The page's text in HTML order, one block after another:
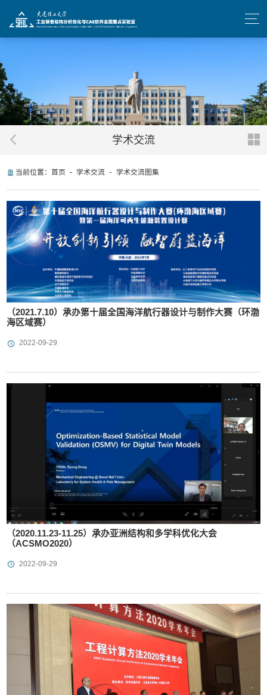
学术交流
当前位置： 首页 学术交流 学术交流图集
（2021.7.10）承办第十届全国海洋航行器设计与制作大赛（环渤
海区域赛）
2022-09-29
（2020.11.23-11.25）承办亚洲结构和多学科优化大会
（ACSMO2020）
2022-09-29